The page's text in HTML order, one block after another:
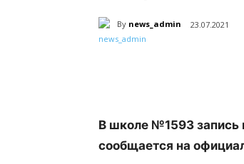
By news_admin 23.07.2021
В школе №1593 запись
сообщается на